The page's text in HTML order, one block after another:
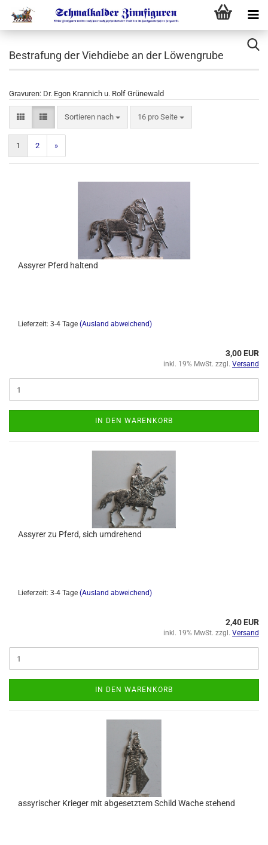
Bestrafung der Viehdiebe an der Löwengrube
Gravuren: Dr. Egon Krannich u. Rolf Grünewald
Sortieren nach 16 pro Seite
1 2 »
Assyrer Pferd haltend
Lieferzeit: 3-4 Tage (Ausland abweichend)
3,00 EUR
inkl. 19% MwSt. zzgl. Versand
IN DEN WARENKORB
Assyrer zu Pferd, sich umdrehend
Lieferzeit: 3-4 Tage (Ausland abweichend)
2,40 EUR
inkl. 19% MwSt. zzgl. Versand
IN DEN WARENKORB
assyrischer Krieger mit abgesetztem Schild Wache stehend